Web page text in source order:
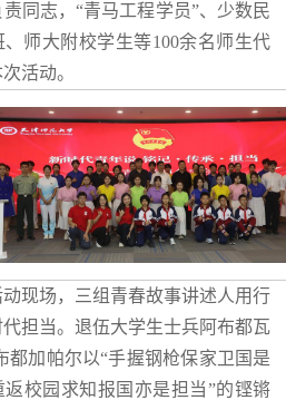
同志，“青马工程学员”、少数民
、师大附校学生等100余名师生代
活动。
现场，三组青春故事讲述人用行
担当。退伍大学生士兵阿布都瓦
都加帕尔以“手握钢枪保家卫国是
返校园求知报国亦是担当”的铿锵